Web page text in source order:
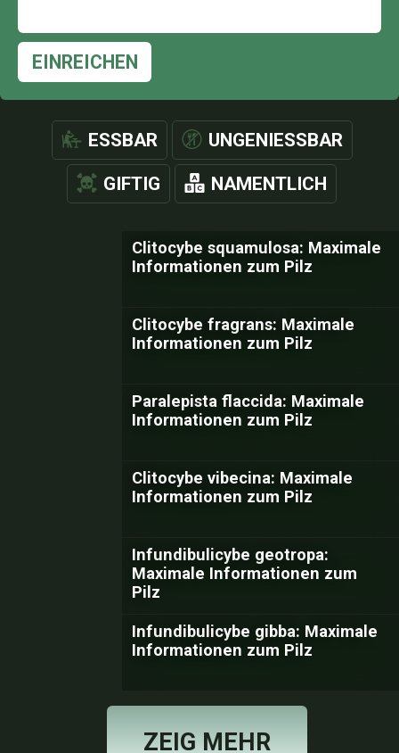
EINREICHEN
ESSBAR UNGENIESSBAR
GIFTIG NAMENTLICH
Clitocybe squamulosa: Maximale
Informationen zum Pilz
Clitocybe fragrans: Maximale
Informationen zum Pilz
Paralepista flaccida: Maximale
Informationen zum Pilz
Clitocybe vibecina: Maximale
Informationen zum Pilz
Infundibulicybe geotropa:
Maximale Informationen zum
Pilz
Infundibulicybe gibba: Maximale
Informationen zum Pilz
ZEIG MEHR